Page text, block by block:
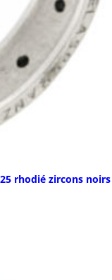
rhodié zircons noirs